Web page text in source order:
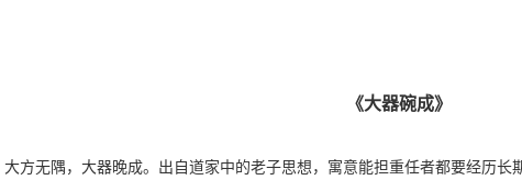
《大器碗成》
方无隅，大器晚成。出自道家中的老子思想，寓意能担重任者都要经历长